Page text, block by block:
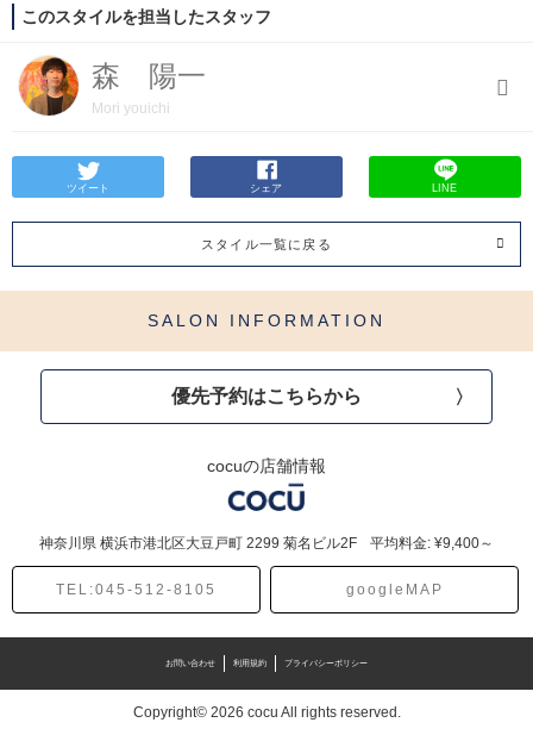
このスタイルを担当したスタッフ
森 陽一
Mori youichi
ツイート シェア LINE
スタイル一覧に戻る
SALON INFORMATION
優先予約はこちらから
cocuの店舗情報
神奈川県 横浜市港北区大豆戸町 2299 菊名ビル2F 平均料金: ¥9,400～
TEL:045-512-8105 googleMAP
お問い合わせ 利用規約 プライバシーポリシー
Copyright© 2026 cocu All rights reserved.